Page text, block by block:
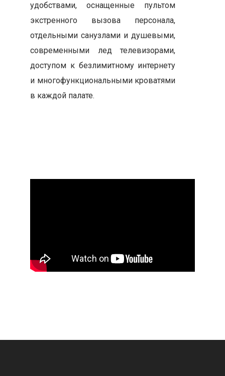
удобствами, оснащенные пультом
экстренного вызова персонала,
отдельными санузлами и душевыми,
современными лед телевизорами,
доступом к безлимитному интернету
и многофункциональными кроватями
в каждой палате.